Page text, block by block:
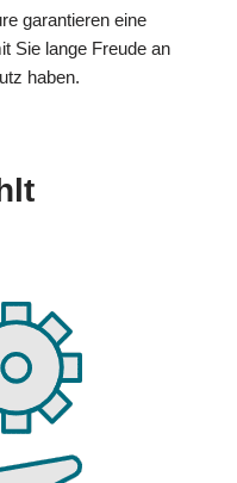
garantieren eine
Sie lange Freude an
haben.